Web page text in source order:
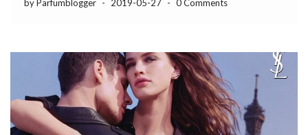
by Parfumblogger - 2019-05-27 - 0 Comments